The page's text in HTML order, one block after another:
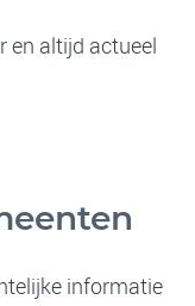
en altijd actueel
informatie